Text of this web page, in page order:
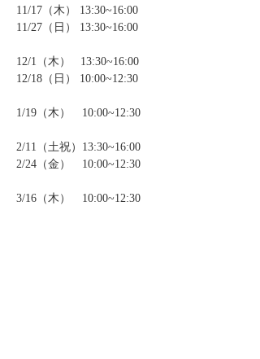
11/17（木） 13:30~16:00
11/27（日） 13:30~16:00
12/1（木） 13:30~16:00
12/18（日） 10:00~12:30
1/19（木） 10:00~12:30
2/11（土祝）13:30~16:00
2/24（金） 10:00~12:30
3/16（木） 10:00~12:30